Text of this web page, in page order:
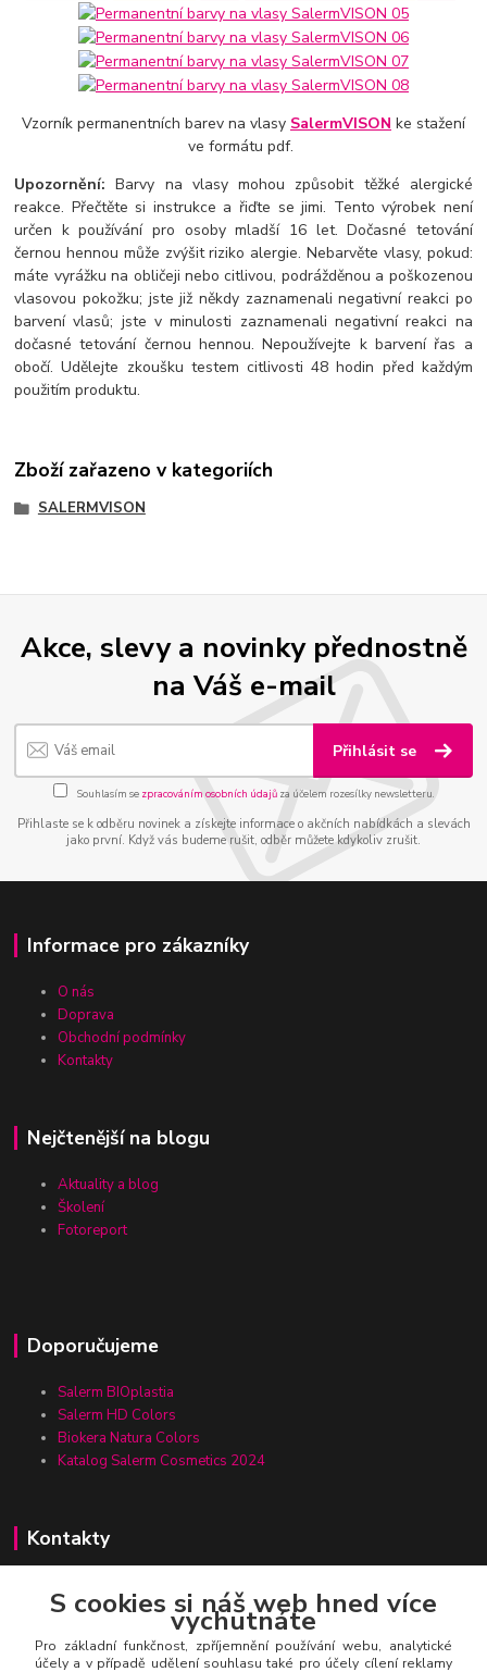
Vzorník permanentních barev na vlasy SalermVISON ke stažení
ve formátu pdf.
Upozornění: Barvy na vlasy mohou způsobit těžké alergické
reakce. Přečtěte si instrukce a řiďte se jimi. Tento výrobek není
určen k používání pro osoby mladší 16 let. Dočasné tetování
černou hennou může zvýšit riziko alergie. Nebarvěte vlasy, pokud:
máte vyrážku na obličeji nebo citlivou, podrážděnou a poškozenou
vlasovou pokožku; jste již někdy zaznamenali negativní reakci po
barvení vlasů; jste v minulosti zaznamenali negativní reakci na
dočasné tetování černou hennou. Nepoužívejte k barvení řas a
obočí. Udělejte zkoušku testem citlivosti 48 hodin před každým
použitím produktu.
Zboží zařazeno v kategoriích
SALERMVISON
Akce, slevy a novinky přednostně
na Váš e-mail
Přihlásit se
Souhlasím se zpracováním osobních údajůza účelem rozesílky newsletteru.
Přihlaste se k odběru novinek a získejte informace o akčních nabídkách a slevách
jako první. Když vás budeme rušit, odběr můžete kdykoliv zrušit.
Informace pro zákazníky
O nás
Doprava
Obchodní podmínky
Kontakty
Nejčtenější na blogu
Aktuality a blog
Školení
Fotoreport
Doporučujeme
Salerm BIOplastia
Salerm HD Colors
Biokera Natura Colors
Katalog Salerm Cosmetics 2024
Kontakty
Zákaznická linka Salerm.cz
+420 777 271 199
S cookies si náš web hned více
vychutnáte
Pro základní funkčnost, zpříjemnění používání webu, analytické
účely a v případě udělení souhlasu také pro účely cílení reklamy